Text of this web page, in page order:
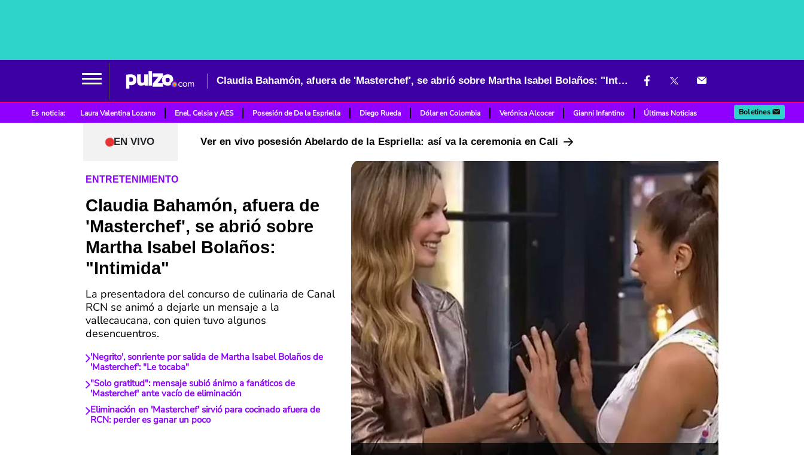
Claudia Bahamón, afuera de 'Masterchef', se abrió sobre Martha Isabel Bolaños: "Intimida"
Es noticia: Laura Valentina Lozano Enel, Celsia y AES Posesión de De la Espriella Diego Rueda Dólar en Colombia Verónica Alcocer Gianni Infantino Últimas Noticias Boletines
EN VIVO Ver en vivo posesión Abelardo de la Espriella: así va la ceremonia en Cali
ENTRETENIMIENTO
Claudia Bahamón, afuera de
'Masterchef', se abrió sobre
Martha Isabel Bolaños:
"Intimida"
La presentadora del concurso de culinaria de Canal
RCN se animó a dejarle un mensaje a la
vallecaucana, con quien tuvo algunos
desencuentros.
'Negrito', sonriente por salida de Martha Isabel Bolaños de
'Masterchef': "Le tocaba"
"Solo gratitud": mensaje subió ánimo a fanáticos de
'Masterchef' ante vacío de eliminación
Eliminación en 'Masterchef' sirvió para cocinado afuera de
RCN: perder es ganar un poco